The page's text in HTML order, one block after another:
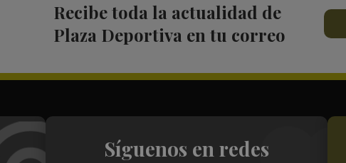
Recibe toda la actualidad de
Plaza Deportiva en tu correo
Síguenos en redes